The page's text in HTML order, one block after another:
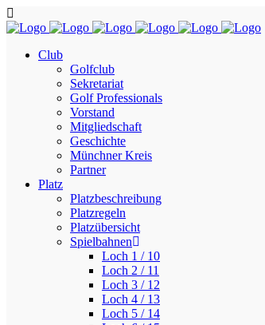
Club
Golfclub
Sekretariat
Golf Professionals
Vorstand
Mitgliedschaft
Geschichte
Münchner Kreis
Partner
Platz
Platzbeschreibung
Platzregeln
Platzübersicht
Spielbahnen
Loch 1 / 10
Loch 2 / 11
Loch 3 / 12
Loch 4 / 13
Loch 5 / 14